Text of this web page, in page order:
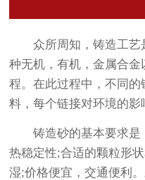
众所周知，铸造工艺
种无机，有机，金属合
程。在此过程中，不同
料，每个链接对环境的影
铸造砂的基本要求是
热稳定性;合适的颗粒形
湿;价格便宜，交通便利